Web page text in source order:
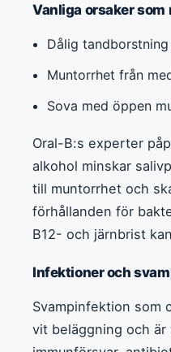
Vanliga orsaker som
Dålig
Muntorrhet från
Sova med öppen
Oral-B:s experter
alkohol minskar
till muntorrhet och
förhållanden för
B12- och järnbrist
Infektioner och
Svampinfektion som
vit beläggning och